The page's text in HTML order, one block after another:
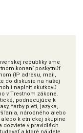
republiky sme
konaní poskytnúť
(IP adresu, mail,
do diskusie na našej
naplniť skutkovú
v Trestnom zákone.
podnecujúce k
farby pleti, jazyka,
národného alebo
k etnickej skupine
dozviete v pravidlách